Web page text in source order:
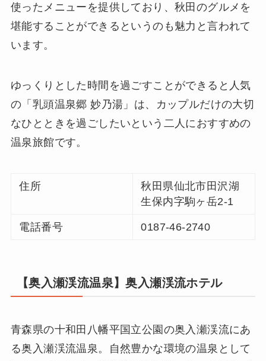
使ったメニューを提供しており、秋田のグルメを
堪能することができるというのも魅力と言われて
います。
ゆっくりとした時間を過ごすことができると人気
の「乳頭温泉郷 妙乃湯」は、カップルだけの大切
なひとときを過ごしたいという二人におすすめの
温泉旅館です。
住所
秋田県仙北市田沢湖
生保内字駒ヶ岳2-1
電話番号 0187-46-2740
【奥入瀬渓流温泉】奥入瀬渓流ホテル
青森県の十和田八幡平国立公園の奥入瀬渓流にあ
る奥入瀬渓流温泉。自然豊かな環境の温泉として